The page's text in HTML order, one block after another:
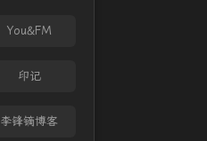
You&FM
印记
李锋镝博客